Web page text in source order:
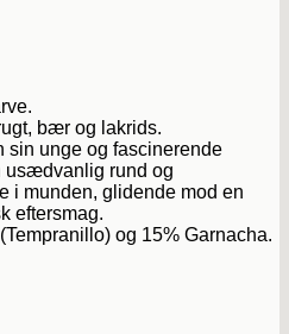
bær og lakrids.
sin unge og fascinerende
usædvanlig rund og
i munden, glidende mod en
eftersmag.
og 15% Garnacha.